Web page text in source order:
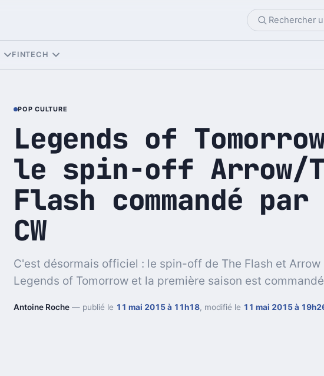
FINTECH
POP CULTURE
Legends of
le spin-off Arrow/
Flash commandé par
CW
C'est désormais officiel : le spin-off de The Flash et Arrow
Legends of Tomorrow et la première saison est
Antoine Roche — publié le 11 mai 2015 à 11h18, modifié le 11 mai 2015 à